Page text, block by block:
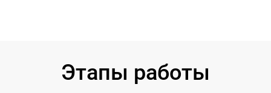
Этапы работы